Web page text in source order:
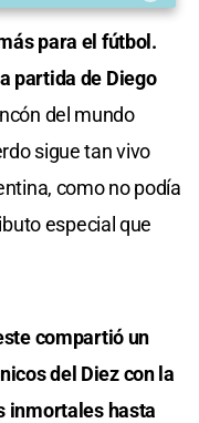
para el fútbol.
partida de Diego
del mundo
sigue tan vivo
como no podía
especial que
compartió un
del Diez con la
inmortales hasta